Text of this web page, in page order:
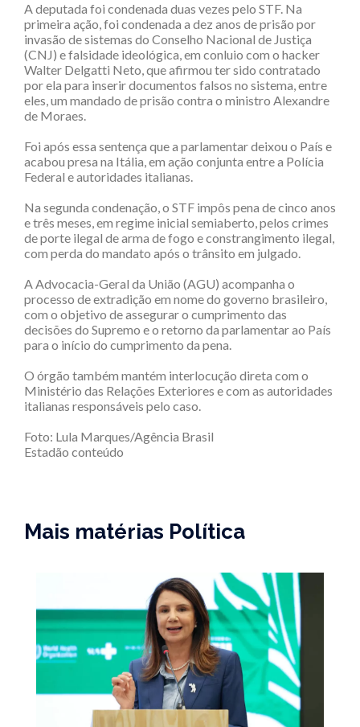
A deputada foi condenada duas vezes pelo STF. Na
primeira ação, foi condenada a dez anos de prisão por
invasão de sistemas do Conselho Nacional de Justiça
(CNJ) e falsidade ideológica, em conluio com o hacker
Walter Delgatti Neto, que afirmou ter sido contratado
por ela para inserir documentos falsos no sistema, entre
eles, um mandado de prisão contra o ministro Alexandre
de Moraes.
Foi após essa sentença que a parlamentar deixou o País e
acabou presa na Itália, em ação conjunta entre a Polícia
Federal e autoridades italianas.
Na segunda condenação, o STF impôs pena de cinco anos
e três meses, em regime inicial semiaberto, pelos crimes
de porte ilegal de arma de fogo e constrangimento ilegal,
com perda do mandato após o trânsito em julgado.
A Advocacia-Geral da União (AGU) acompanha o
processo de extradição em nome do governo brasileiro,
com o objetivo de assegurar o cumprimento das
decisões do Supremo e o retorno da parlamentar ao País
para o início do cumprimento da pena.
O órgão também mantém interlocução direta com o
Ministério das Relações Exteriores e com as autoridades
italianas responsáveis pelo caso.
Foto: Lula Marques/Agência Brasil
Estadão conteúdo
Mais matérias Política